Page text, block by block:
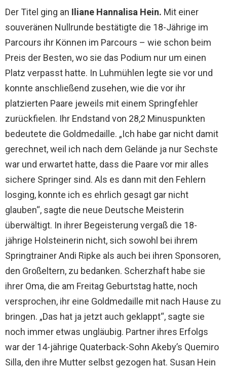
Der Titel ging an Iliane Hannalisa Hein. Mit einer
souveränen Nullrunde bestätigte die 18-Jährige im
Parcours ihr Können im Parcours – wie schon beim
Preis der Besten, wo sie das Podium nur um einen
Platz verpasst hatte. In Luhmühlen legte sie vor und
konnte anschließend zusehen, wie die vor ihr
platzierten Paare jeweils mit einem Springfehler
zurückfielen. Ihr Endstand von 28,2 Minuspunkten
bedeutete die Goldmedaille. „Ich habe gar nicht damit
gerechnet, weil ich nach dem Gelände ja nur Sechste
war und erwartet hatte, dass die Paare vor mir alles
sichere Springer sind. Als es dann mit den Fehlern
losging, konnte ich es ehrlich gesagt gar nicht
glauben“, sagte die neue Deutsche Meisterin
überwältigt. In ihrer Begeisterung vergaß die 18-
jährige Holsteinerin nicht, sich sowohl bei ihrem
Springtrainer Andi Ripke als auch bei ihren Sponsoren,
den Großeltern, zu bedanken. Scherzhaft habe sie
ihrer Oma, die am Freitag Geburtstag hatte, noch
versprochen, ihr eine Goldmedaille mit nach Hause zu
bringen. „Das hat ja jetzt auch geklappt“, sagte sie
noch immer etwas ungläubig. Partner ihres Erfolgs
war der 14-jährige Quaterback-Sohn Akeby’s Quemiro
Silla, den ihre Mutter selbst gezogen hat. Susan Hein